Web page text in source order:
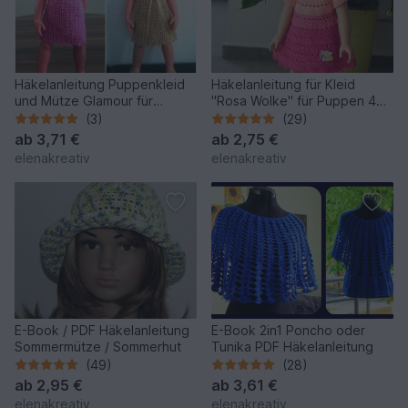
Häkelanleitung Puppenkleid
und Mütze Glamour für
Stehpuppen 45-50 cm
(3)
ab 3,71 €
elenakreativ
Häkelanleitung für Kleid
"Rosa Wolke" für Puppen 45-
50 cm
(29)
ab 2,75 €
elenakreativ
E-Book / PDF Häkelanleitung
Sommermütze / Sommerhut
(49)
ab 2,95 €
elenakreativ
E-Book 2in1 Poncho oder
Tunika PDF Häkelanleitung
(28)
ab 3,61 €
elenakreativ